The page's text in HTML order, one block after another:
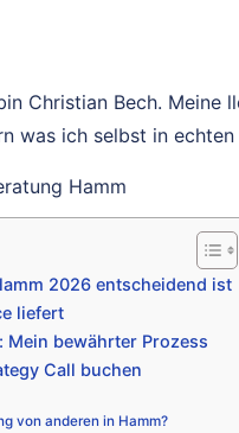
Christian Bech. Meine
was ich selbst in
2026 entscheidend ist
liefert
Mein bewährter Prozess
Call buchen
von anderen in Hamm?